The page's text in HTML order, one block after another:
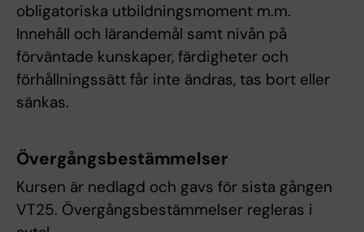
obligatoriska utbildningsmoment m.m.
Innehåll och lärandemål samt nivån på
förväntade kunskaper, färdigheter och
förhållningssätt får inte ändras, tas bort eller
sänkas.
Övergångsbestämmelser
Kursen är nedlagd och gavs för sista gången
VT25. Övergångsbestämmelser regleras i